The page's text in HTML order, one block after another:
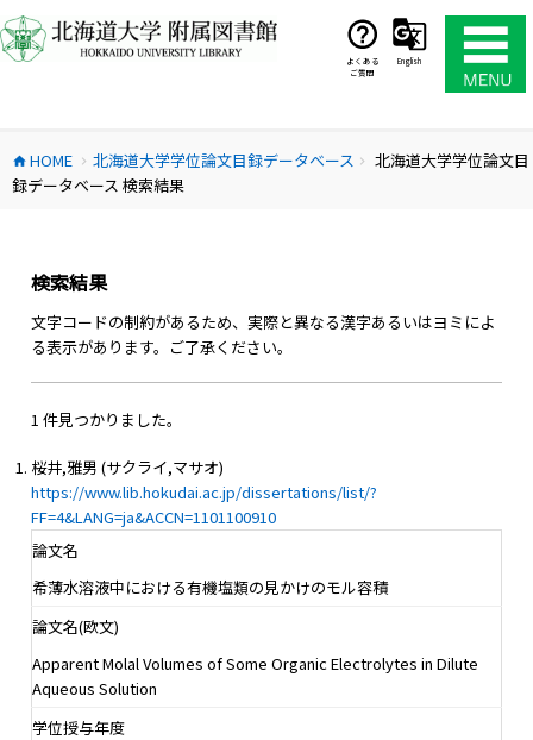
ン
テ
ス
キ
よくある
ご質問
English
home HOME chevron_right 北海道大学学位論文目録データベース chevron_right
北海道大学学位論文目
録データベース 検索結果
検索結果
文字コードの制約があるため、実際と異なる漢字あるいはヨミによ
る表示があります。ご了承ください。
1 件見つかりました。
桜井,雅男 (サクライ,マサオ)
https://www.lib.hokudai.ac.jp/dissertations/list/?
FF=4&LANG=ja&ACCN=1101100910
論文名
希薄水溶液中における有機塩類の見かけのモル容積
論文名(欧文)
Apparent Molal Volumes of Some Organic Electrolytes in Dilute
Aqueous Solution
学位授与年度